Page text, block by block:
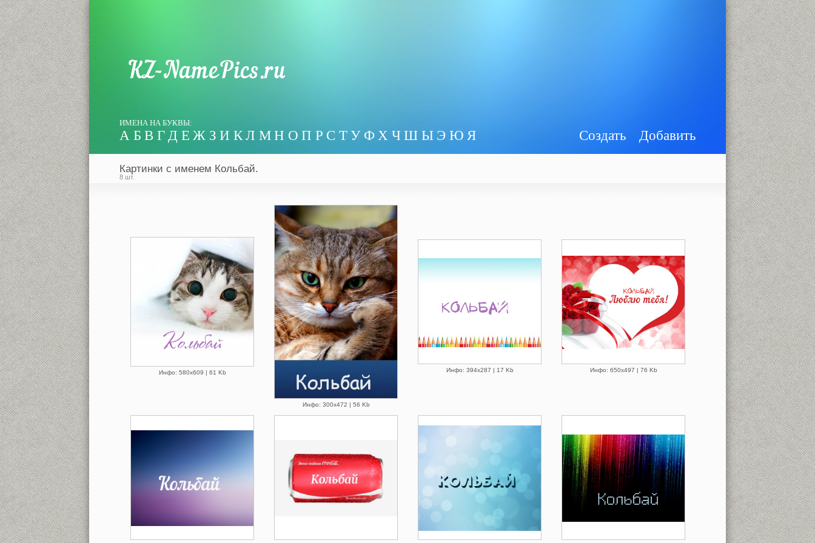
Добавить
Создать
ИМЕНА НА БУКВЫ:
А Б В Г Д Е Ж З И К Л М Н О П Р С Т У Ф Х Ч Ш Ы Э Ю Я
Картинки с именем Кольбай.
8 шт.
Инфо: 580х609 | 61 Kb
Инфо: 300х472 | 56 Kb
Инфо: 394х287 | 17 Kb Инфо: 650х497 | 76 Kb